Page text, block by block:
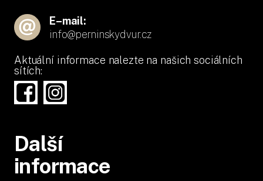
E–mail:
info@perninskydvur.cz
Aktuální informace nalezte na našich sociálních
sítích:
Další
informace